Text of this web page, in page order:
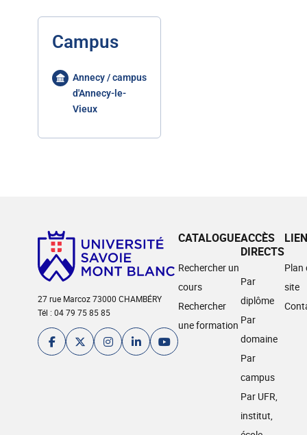
Campus
Annecy / campus
d'Annecy-le-
Vieux
27 rue Marcoz 73000 CHAMBÉRY
Tél : 04 79 75 85 85
CATALOGUE
Rechercher un
cours
Rechercher
une formation
ACCÈS
DIRECTS
Par
diplôme
Par
domaine
Par
campus
Par UFR,
institut,
Plan
site